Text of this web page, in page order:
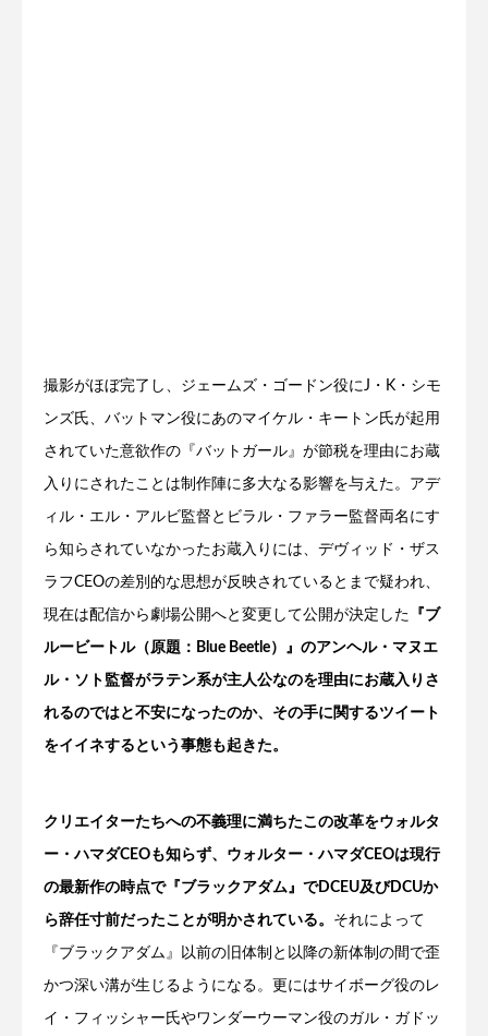
撮影がほぼ完了し、ジェームズ・ゴードン役にJ・K・シモ
ンズ氏、バットマン役にあのマイケル・キートン氏が起用
されていた意欲作の『バットガール』が節税を理由にお蔵
入りにされたことは制作陣に多大なる影響を与えた。アデ
ィル・エル・アルビ監督とビラル・ファラー監督両名にす
ら知らされていなかったお蔵入りには、デヴィッド・ザス
ラフCEOの差別的な思想が反映されているとまで疑われ、
現在は配信から劇場公開へと変更して公開が決定した 『ブ
ルービートル（原題：Blue Beetle）』のアンヘル・マヌエ
ル・ソト監督がラテン系が主人公なのを理由にお蔵入りさ
れるのではと不安になったのか、その手に関するツイート
をイイネするという事態も起きた。
クリエイターたちへの不義理に満ちたこの改革をウォルタ
ー・ハマダCEOも知らず、ウォルター・ハマダCEOは現行
の最新作の時点で『ブラックアダム』でDCEU及びDCUか
ら辞任寸前だったことが明かされている。 それによって
『ブラックアダム』以前の旧体制と以降の新体制の間で歪
かつ深い溝が生じるようになる。更にはサイボーグ役のレ
イ・フィッシャー氏やワンダーウーマン役のガル・ガドッ